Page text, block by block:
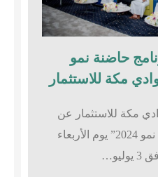
حاضنة نمو
مكة للاستثمار عن
تدشين “حاضنة نمو 2024” يوم الأربعاء